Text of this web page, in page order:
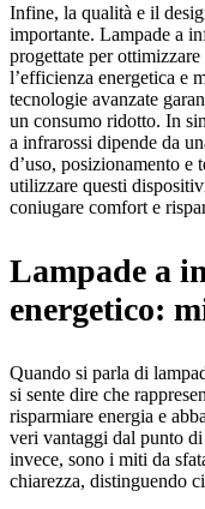
Infine, la qualità e il
importante. Lampade a
progettate per
l’efficienza energetica e
tecnologie avanzate
un consumo ridotto. In
a infrarossi dipende da
d’uso, posizionamento e
utilizzare questi
coniugare comfort e
Lampade a
energetico:
Quando si parla di
si sente dire che
risparmiare energia e
veri vantaggi dal punto
invece, sono i miti da
chiarezza, distinguendo